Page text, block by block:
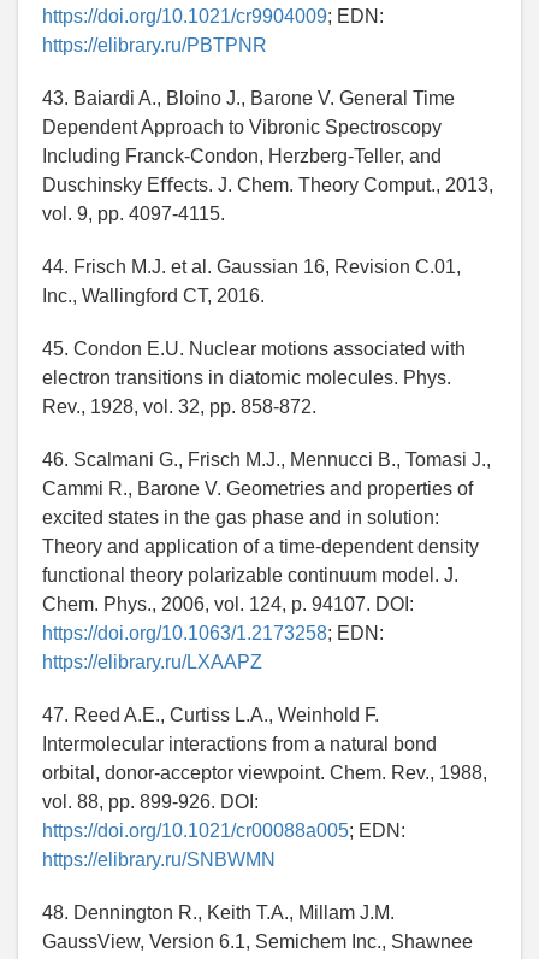
https://doi.org/10.1021/cr9904009; EDN:
https://elibrary.ru/PBTPNR
43. Baiardi A., Bloino J., Barone V. General Time
Dependent Approach to Vibronic Spectroscopy
Including Franck-Condon, Herzberg-Teller, and
Duschinsky Eﬀects. J. Chem. Theory Comput., 2013,
vol. 9, pp. 4097-4115.
44. Frisch M.J. et al. Gaussian 16, Revision C.01,
Inc., Wallingford CT, 2016.
45. Condon E.U. Nuclear motions associated with
electron transitions in diatomic molecules. Phys.
Rev., 1928, vol. 32, pp. 858-872.
46. Scalmani G., Frisch M.J., Mennucci B., Tomasi J.,
Cammi R., Barone V. Geometries and properties of
excited states in the gas phase and in solution:
Theory and application of a time-dependent density
functional theory polarizable continuum model. J.
Chem. Phys., 2006, vol. 124, p. 94107. DOI:
https://doi.org/10.1063/1.2173258; EDN:
https://elibrary.ru/LXAAPZ
47. Reed A.E., Curtiss L.A., Weinhold F.
Intermolecular interactions from a natural bond
orbital, donor-acceptor viewpoint. Chem. Rev., 1988,
vol. 88, pp. 899-926. DOI:
https://doi.org/10.1021/cr00088a005; EDN:
https://elibrary.ru/SNBWMN
48. Dennington R., Keith T.A., Millam J.M.
GaussView, Version 6.1, Semichem Inc., Shawnee